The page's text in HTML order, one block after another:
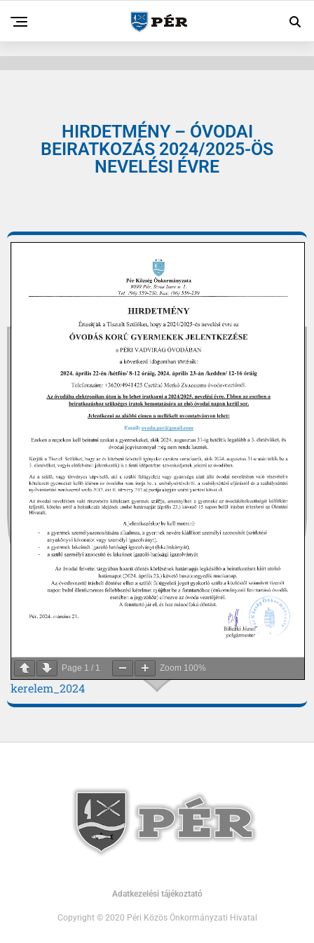
HIRDETMÉNY – ÓVODAI
BEIRATKOZÁS 2024/2025-ÖS
NEVELÉSI ÉVRE
Page 1 / 1 Zoom 100%
kerelem_2024
Adatkezelési tájékoztató
Copyright © 2020 Péri Közös Önkormányzati Hivatal